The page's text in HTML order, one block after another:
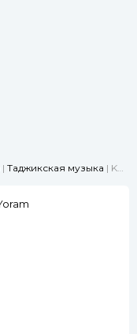
| Таджикская музыка | Khujastai Mirzovali - Yoram Tu Kujo Rafti